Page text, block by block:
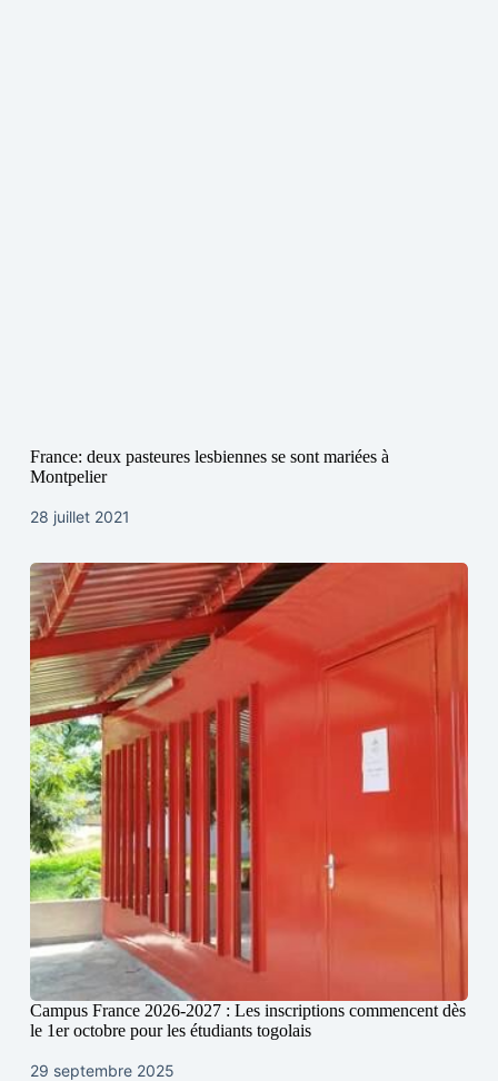
France: deux pasteures lesbiennes se sont mariées à
Montpelier
28 juillet 2021
Campus France 2026-2027 : Les inscriptions commencent dès
le 1er octobre pour les étudiants togolais
29 septembre 2025